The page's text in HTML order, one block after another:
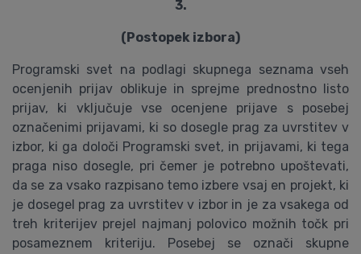
3.
(Postopek izbora)
Programski svet na podlagi skupnega seznama vseh
ocenjenih prijav oblikuje in sprejme prednostno listo
prijav, ki vključuje vse ocenjene prijave s posebej
označenimi prijavami, ki so dosegle prag za uvrstitev v
izbor, ki ga določi Programski svet, in prijavami, ki tega
praga niso dosegle, pri čemer je potrebno upoštevati,
da se za vsako razpisano temo izbere vsaj en projekt, ki
je dosegel prag za uvrstitev v izbor in je za vsakega od
treh kriterijev prejel najmanj polovico možnih točk pri
posameznem kriteriju. Posebej se označi skupne